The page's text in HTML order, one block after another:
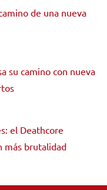
de una nueva
su camino con nueva
el Deathcore
más brutalidad